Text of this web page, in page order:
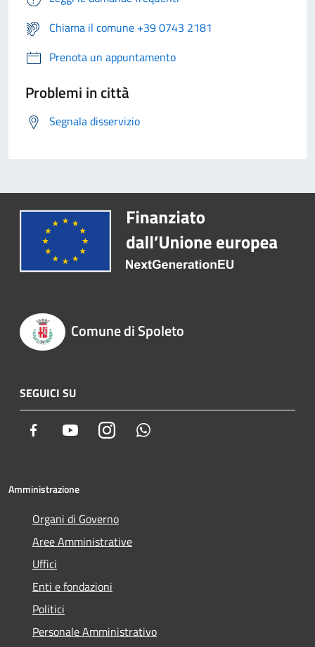
Chiama il comune +39 0743 2181
Prenota un appuntamento
Problemi in città
Segnala disservizio
Comune di Spoleto
SEGUICI SU
Facebook YoutubeInstagram
Amministrazione
Organi di Governo
Aree Amministrative
Uffici
Enti e fondazioni
Politici
Personale Amministrativo